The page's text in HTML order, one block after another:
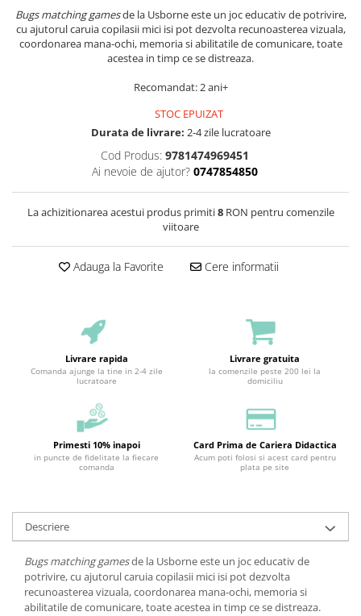
Vietuitoare marine, mari, oceane
Bugs matching gamesde la Usborne este un joc educativ de potrivire,
cu ajutorul caruia copilasii mici isi pot dezvolta recunoasterea vizuala,
coordonarea mana-ochi, memoria si abilitatile de comunicare, toate
acestea in timp ce se distreaza.
Recomandat: 2 ani+
STOC EPUIZAT
Durata de livrare: 2-4 zile lucratoare
Cod Produs: 9781474969451
Ai nevoie de ajutor? 0747854850
La achizitionarea acestui produs primiti8RON pentru comenzile
viitoare
Adauga la Favorite Cere informatii
Livrare rapida
Comanda ajunge la tine in 2-4 zile
lucratoare
Livrare gratuita
la comenzile peste 200 lei la
domiciliu
Primesti 10% inapoi
in puncte de fidelitate la fiecare
comanda
Card Prima de Cariera Didactica
Acum poti folosi si acest card pentru
plata pe site
Descriere
Bugs matching gamesde la Usborne este un joc educativ de
potrivire, cu ajutorul caruia copilasii mici isi pot dezvolta
recunoasterea vizuala, coordonarea mana-ochi, memoria si
abilitatile de comunicare, toate acestea in timp ce se distreaza.